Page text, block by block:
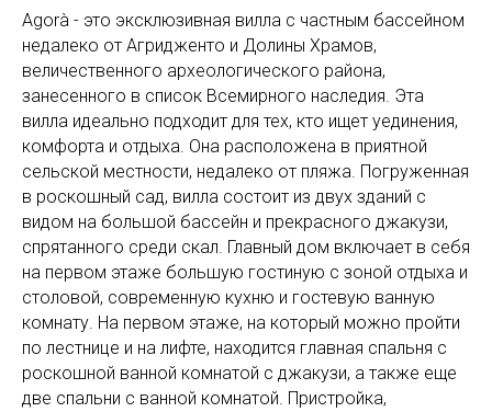
Agorà - это эксклюзивная вилла с частным бассейном
недалеко от Агридженто и Долины Храмов,
величественного археологического района,
занесенного в список Всемирного наследия. Эта
вилла идеально подходит для тех, кто ищет уединения,
комфорта и отдыха. Она расположена в приятной
сельской местности, недалеко от пляжа. Погруженная
в роскошный сад, вилла состоит из двух зданий с
видом на большой бассейн и прекрасного джакузи,
спрятанного среди скал. Главный дом включает в себя
на первом этаже большую гостиную с зоной отдыха и
столовой, современную кухню и гостевую ванную
комнату. На первом этаже, на который можно пройти
по лестнице и на лифте, находится главная спальня с
роскошной ванной комнатой с джакузи, а также еще
две спальни с ванной комнатой. Пристройка,